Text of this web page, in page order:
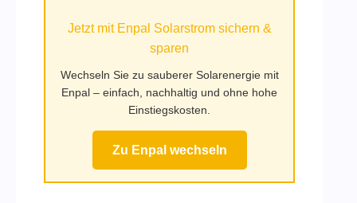
Jetzt mit Enpal Solarstrom sichern &
sparen
Wechseln Sie zu sauberer Solarenergie mit
Enpal – einfach, nachhaltig und ohne hohe
Einstiegskosten.
Zu Enpal wechseln